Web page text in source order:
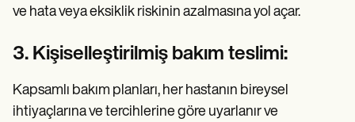
ve hata veya eksiklik riskinin azalmasına yol açar.
3. Kişiselleştirilmiş bakım teslimi:
Kapsamlı bakım planları, her hastanın bireysel
ihtiyaçlarına ve tercihlerine göre uyarlanır ve